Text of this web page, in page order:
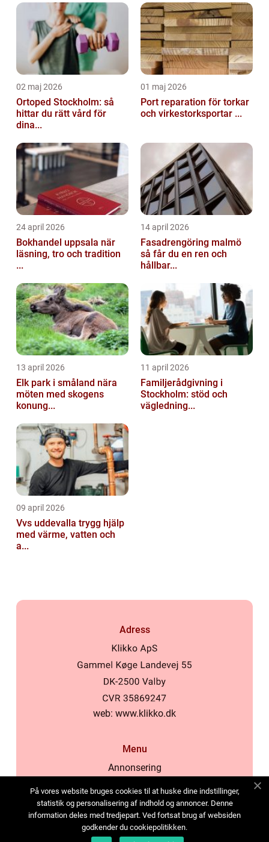
02 maj 2026
Ortoped Stockholm: så
hittar du rätt vård för
dina...
01 maj 2026
Port reparation för torkar
och virkestorksportar ...
24 april 2026
Bokhandel uppsala när
läsning, tro och tradition
...
14 april 2026
Fasadrengöring malmö
så får du en ren och
hållbar...
13 april 2026
Elk park i småland nära
möten med skogens
konung...
11 april 2026
Familjerådgivning i
Stockholm: stöd och
vägledning...
09 april 2026
Vvs uddevalla trygg hjälp
med värme, vatten och
a...
Adress
web: www.klikko.dk
Menu
Annonsering
Cookies
Kontakta oss
Sitemap
På vores website bruges cookies til at huske dine indstillinger,
statistik og personalisering af indhold og annoncer. Denne
information deles med tredjepart. Ved fortsat brug af websiden
godkender du cookiepolitikken.